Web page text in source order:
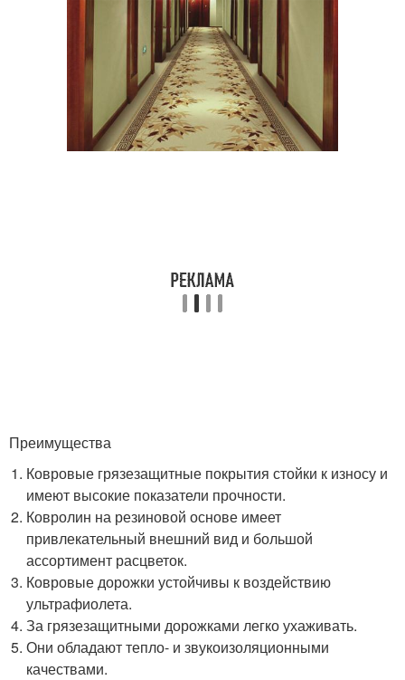
Преимущества
Ковровые грязезащитные покрытия стойки к износу и
имеют высокие показатели прочности.
Ковролин на резиновой основе имеет
привлекательный внешний вид и большой
ассортимент расцветок.
Ковровые дорожки устойчивы к воздействию
ультрафиолета.
За грязезащитными дорожками легко ухаживать.
Они обладают тепло- и звукоизоляционными
качествами.